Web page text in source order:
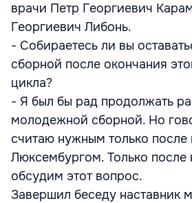
врачи Петр Георгиевич
Георгиевич Либонь.
- Собираетесь ли вы
сборной после окончания
цикла?
- Я был бы рад продолжать
молодежной сборной. Но
считаю нужным только после
Люксембургом. Только после
обсудим этот вопрос.
Завершил беседу наставник